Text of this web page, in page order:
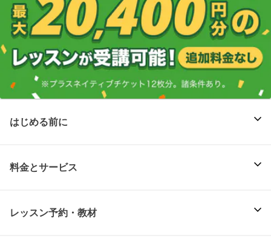
はじめる前に
料金とサービス
レッスン予約・教材